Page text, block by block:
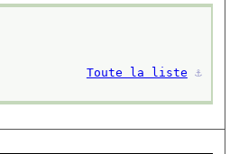
Toute la liste ⚓︎